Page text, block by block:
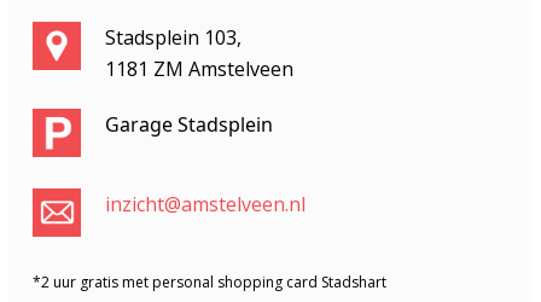
Stadsplein 103,
1181 ZM Amstelveen
Garage Stadsplein
inzicht@amstelveen.nl
*2 uur gratis met personal shopping card Stadshart